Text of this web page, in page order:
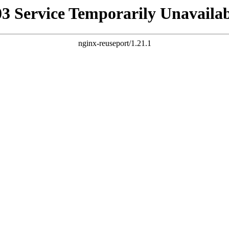
Service Temporarily
nginx-reuseport/1.21.1